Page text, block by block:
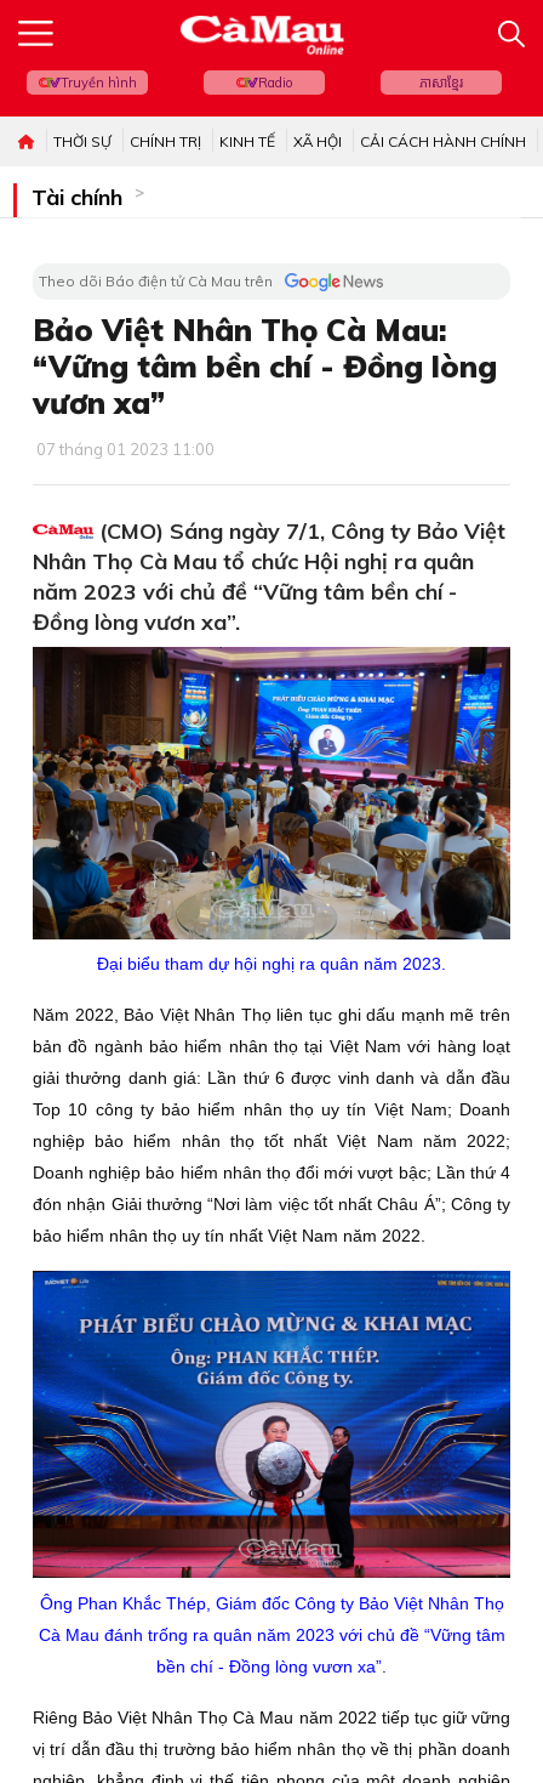
Truyền hình Radio ភាសាខ្មែរ
THỜI SỰ CHÍNH TRỊ KINH TẾ XÃ HỘI CẢI CÁCH HÀNH CHÍNH
Tài chính
Theo dõi Báo điện tử Cà Mau trên
Bảo Việt Nhân Thọ Cà Mau:
“Vững tâm bền chí - Đồng lòng
vươn xa”
07 tháng 01 2023 11:00
(CMO) Sáng ngày 7/1, Công ty Bảo Việt
Nhân Thọ Cà Mau tổ chức Hội nghị ra quân
năm 2023 với chủ đề “Vững tâm bền chí -
Đồng lòng vươn xa”.
Đại biểu tham dự hội nghị ra quân năm 2023.
Năm 2022, Bảo Việt Nhân Thọ liên tục ghi dấu mạnh mẽ trên
bản đồ ngành bảo hiểm nhân thọ tại Việt Nam với hàng loạt
giải thưởng danh giá: Lần thứ 6 được vinh danh và dẫn đầu
Top 10 công ty bảo hiểm nhân thọ uy tín Việt Nam; Doanh
nghiệp bảo hiểm nhân thọ tốt nhất Việt Nam năm 2022;
Doanh nghiệp bảo hiểm nhân thọ đổi mới vượt bậc; Lần thứ 4
đón nhận Giải thưởng “Nơi làm việc tốt nhất Châu Á”; Công ty
bảo hiểm nhân thọ uy tín nhất Việt Nam năm 2022.
Ông Phan Khắc Thép, Giám đốc Công ty Bảo Việt Nhân Thọ
Cà Mau đánh trống ra quân năm 2023 với chủ đề “Vững tâm
bền chí - Đồng lòng vươn xa”.
Riêng Bảo Việt Nhân Thọ Cà Mau năm 2022 tiếp tục giữ vững
vị trí dẫn đầu thị trường bảo hiểm nhân thọ về thị phần doanh